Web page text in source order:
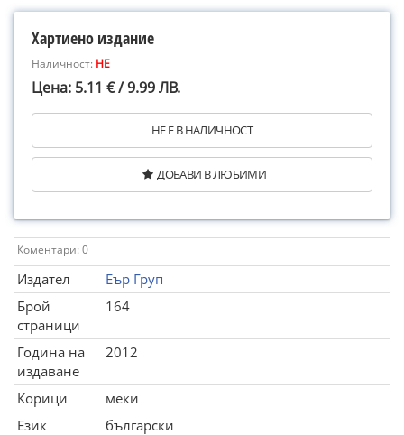
Хартиено издание
Наличност: НЕ
Цена: 5.11 € / 9.99 ЛВ.
НЕ Е В НАЛИЧНОСТ
ДОБАВИ В ЛЮБИМИ
Коментари: 0
Издател
Еър Груп
Брой
страници
164
Година на
издаване
2012
Корици
меки
Език
български